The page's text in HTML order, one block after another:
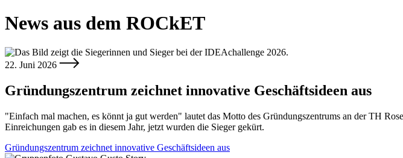
News aus dem ROCkET
22. Juni 2026
Gründungszentrum zeichnet innovative Geschäftsideen aus
"Einfach mal machen, es könnt ja gut werden" lautet das Motto des Gründungszentrums an der TH
Einreichungen gab es in diesem Jahr, jetzt wurden die Sieger gekürt.
Gründungszentrum zeichnet innovative Geschäftsideen aus